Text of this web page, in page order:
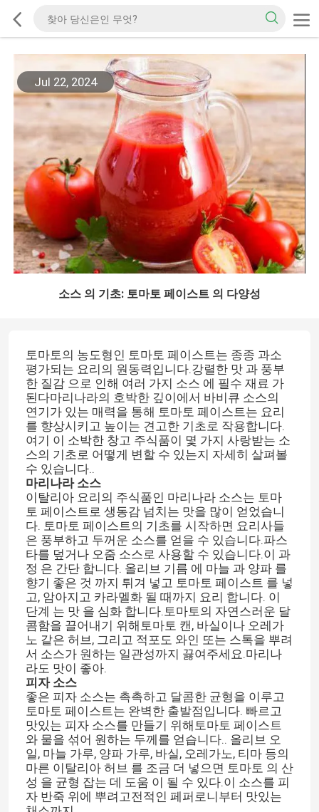
Jul 22, 2024
소스 의 기초: 토마토 페이스트 의 다양성
토마토의 농도형인 토마토 페이스트는 종종 과소
평가되는 요리의 원동력입니다.강렬한 맛 과 풍부
한 질감 으로 인해 여러 가지 소스 에 필수 재료 가
된다마리나라의 호박한 깊이에서 바비큐 소스의
연기가 있는 매력을 통해 토마토 페이스트는 요리
를 향상시키고 높이는 견고한 기초로 작용합니다.
여기 이 소박한 창고 주식품이 몇 가지 사랑받는 소
스의 기초로 어떻게 변할 수 있는지 자세히 살펴볼
수 있습니다..
마리나라 소스
이탈리아 요리의 주식품인 마리나라 소스는 토마
토 페이스트로 생동감 넘치는 맛을 많이 얻었습니
다. 토마토 페이스트의 기초를 시작하면 요리사들
은 풍부하고 두꺼운 소스를 얻을 수 있습니다.파스
타를 덮거나 오줌 소스로 사용할 수 있습니다.이 과
정 은 간단 합니다. 올리브 기름 에 마늘 과 양파 를
향기 좋은 것 까지 튀겨 넣고 토마토 페이스트 를 넣
고, 암아지고 카라멜화 될 때까지 요리 합니다. 이
단계 는 맛 을 심화 합니다.토마토의 자연스러운 달
콤함을 끌어내기 위해토마토 캔, 바실이나 오레가
노 같은 허브, 그리고 적포도 와인 또는 스톡을 뿌려
서 소스가 원하는 일관성까지 끓여주세요.마리나
라도 맛이 좋아.
피자 소스
좋은 피자 소스는 촉촉하고 달콤한 균형을 이루고
토마토 페이스트는 완벽한 출발점입니다. 빠르고
맛있는 피자 소스를 만들기 위해토마토 페이스트
와 물을 섞어 원하는 두께를 얻습니다.. 올리브 오
일, 마늘 가루, 양파 가루, 바실, 오레가노, 티마 등의
마른 이탈리아 허브 를 조금 더 넣으면 토마토 의 산
성 을 균형 잡는 데 도움 이 될 수 있다.이 소스를 피
자 반죽 위에 뿌려고전적인 페퍼로니부터 맛있는